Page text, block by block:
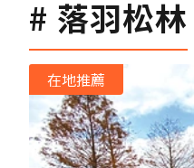
落羽松林
在地推薦